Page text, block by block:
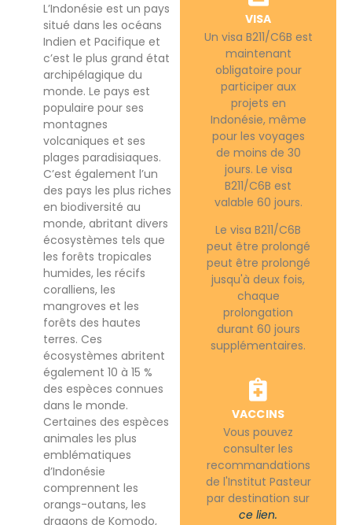
L’Indonésie est un pays
situé dans les océans
Indien et Pacifique et
c’est le plus grand état
archipélagique du
monde. Le pays est
populaire pour ses
montagnes
volcaniques et ses
plages paradisiaques.
C’est également l’un
des pays les plus riches
en biodiversité au
monde, abritant divers
écosystèmes tels que
les forêts tropicales
humides, les récifs
coralliens, les
mangroves et les
forêts des hautes
terres. Ces
écosystèmes abritent
également 10 à 15 %
des espèces connues
dans le monde.
Certaines des espèces
animales les plus
emblématiques
d’Indonésie
comprennent les
orangs-outans, les
dragons de Komodo,
VISA
Un visa B211/C6B est
maintenant
obligatoire pour
participer aux
projets en
Indonésie, même
pour les voyages
de moins de 30
jours. Le visa
B211/C6B est
valable 60 jours.
Le visa B211/C6B
peut être prolongé
peut être prolongé
jusqu'à deux fois,
chaque
prolongation
durant 60 jours
supplémentaires.
VACCINS
Vous pouvez
consulter les
recommandations
de l'Institut Pasteur
par destination sur
ce lien.